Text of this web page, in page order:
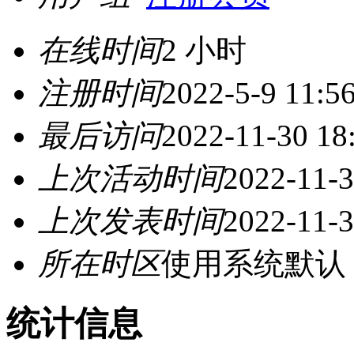
在线时间2 小时
注册时间2022-5-9
最后访问2022-11-30
上次活动时间2022-11-
上次发表时间2022-11-
所在时区使用系统默认
统计信息